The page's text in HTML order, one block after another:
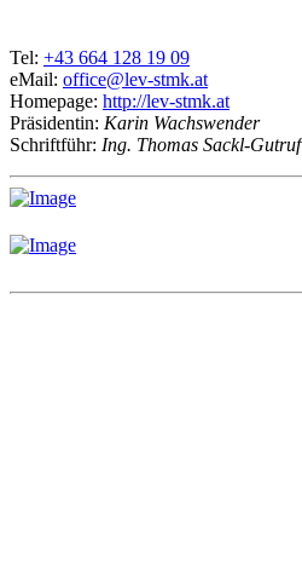
Tel: +43 664 128 19 09
eMail: office@lev-stmk.at
Homepage: http://lev-stmk.at
Präsidentin: Karin Wachswender
Schriftführ: Ing. Thomas Sackl-Gutruf